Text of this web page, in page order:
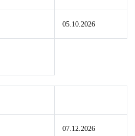
05.10.2026
07.12.2026